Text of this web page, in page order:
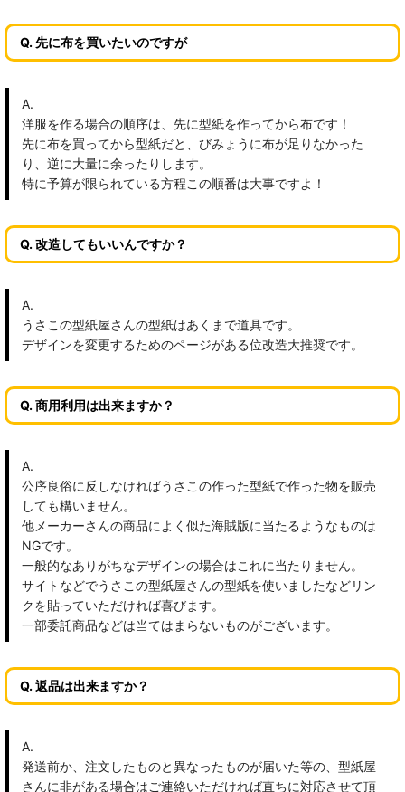
Q. 先に布を買いたいのですが
A.
洋服を作る場合の順序は、先に型紙を作ってから布です！
先に布を買ってから型紙だと、びみょうに布が足りなかった
り、逆に大量に余ったりします。
特に予算が限られている方程この順番は大事ですよ！
Q. 改造してもいいんですか？
A.
うさこの型紙屋さんの型紙はあくまで道具です。
デザインを変更するためのページがある位改造大推奨です。
Q. 商用利用は出来ますか？
A.
公序良俗に反しなければうさこの作った型紙で作った物を販売
しても構いません。
他メーカーさんの商品によく似た海賊版に当たるようなものは
NGです。
一般的なありがちなデザインの場合はこれに当たりません。
サイトなどでうさこの型紙屋さんの型紙を使いましたなどリン
クを貼っていただければ喜びます。
一部委託商品などは当てはまらないものがございます。
Q. 返品は出来ますか？
A.
発送前か、注文したものと異なったものが届いた等の、型紙屋
さんに非がある場合はご連絡いただければ直ちに対応させて頂